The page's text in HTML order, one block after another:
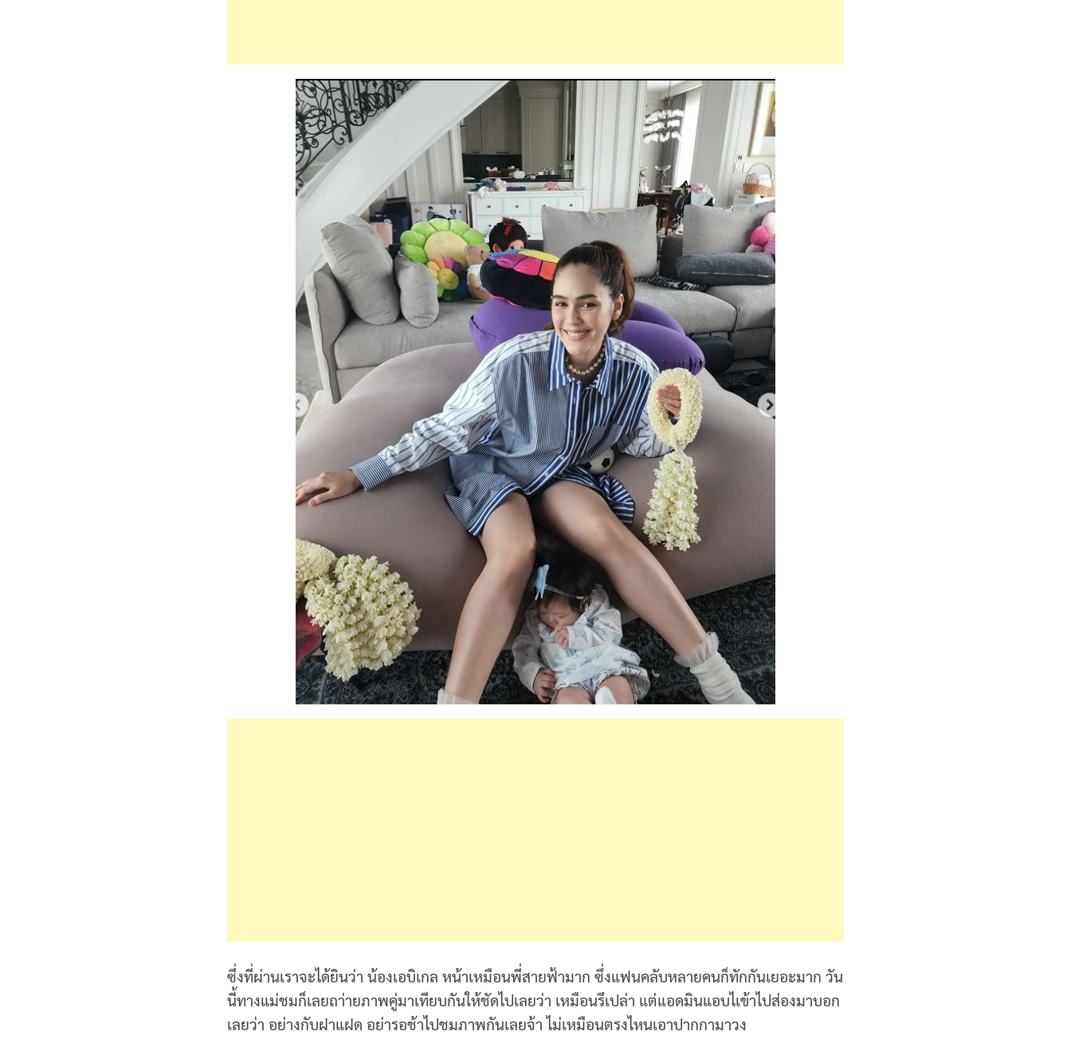
ซึ่งที่ผ่านเราจะได้ยินว่า น้องเอบิเกล หน้าเหมือนพี่สายฟ้ามาก ซึ่งแฟนคลับหลายคนก็ทักกันเยอะมาก วัน
นี้ทางแม่ชมก็เลยถา่ายภาพคู่มาเทียบกันให้ชัดไปเลยว่า เหมือนรึเปล่า แต่แอดมินแอบไเข้าไปส่องมาบอก
เลยว่า อย่างกับฝาแฝด อย่ารอช้าไปชมภาพกันเลยจ้า ไม่เหมือนตรงไหนเอาปากกามาวง